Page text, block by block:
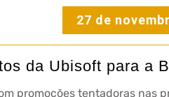
27 de
da Ubisoft para a
promoções tentadoras nas